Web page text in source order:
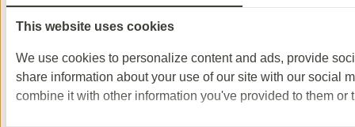
This website uses cookies
We use cookies to personalize content and ads, provide
share information about your use of our site with our social
combine it with other information you've provided to them